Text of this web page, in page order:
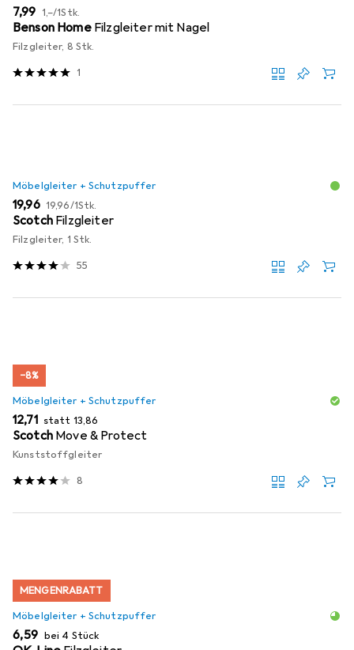
EUR
7,99 EUR
1,–/1Stk.
Benson Home Filzgleiter mit Nagel
Filzgleiter, 8 Stk.
1
Möbelgleiter + Schutzpuffer
EUR
19,96 EUR
19,96/1Stk.
Scotch Filzgleiter
Filzgleiter, 1 Stk.
55
−8%
Möbelgleiter + Schutzpuffer
EUR
12,71 statt EUR
13,86
Scotch Move & Protect
Kunststoffgleiter
8
MENGENRABATT
Möbelgleiter + Schutzpuffer
EUR
6,59 bei 4 Stück